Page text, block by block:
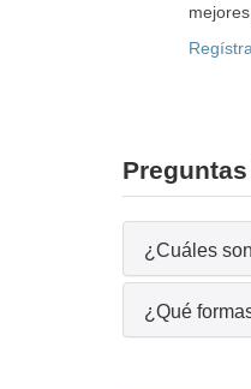
¿Cuáles
¿Qué